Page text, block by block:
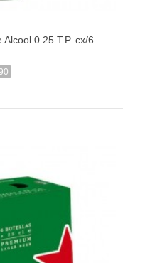
0.25 T.P. cx/6